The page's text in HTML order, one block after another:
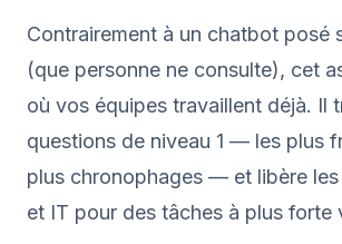
Contrairement à un chatbot posé
(que personne ne consulte), cet
où vos équipes travaillent déjà. Il
questions de niveau 1 — les plus
plus chronophages — et libère les
et IT pour des tâches à plus forte